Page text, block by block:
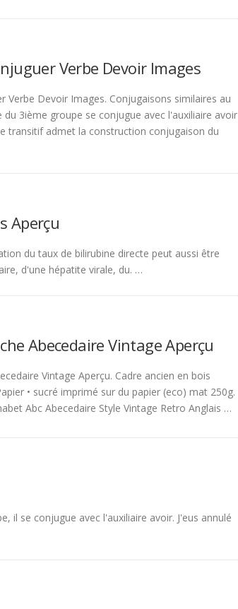
Verbe Devoir Images
Verbe Devoir Images. Conjugaisons similaires au
du 3ième groupe se conjugue avec l'auxiliaire avoir
transitif admet la construction conjugaison du
Aperçu
du taux de bilirubine directe peut aussi être
d'une hépatite virale, du. …
Abecedaire Vintage Aperçu
Vintage Aperçu. Cadre ancien en bois
• sucré imprimé sur du papier (eco) mat 250g.
Abc Abecedaire Style Vintage Retro Anglais …
il se conjugue avec l'auxiliaire avoir. J'eus annulé